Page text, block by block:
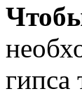
гипса